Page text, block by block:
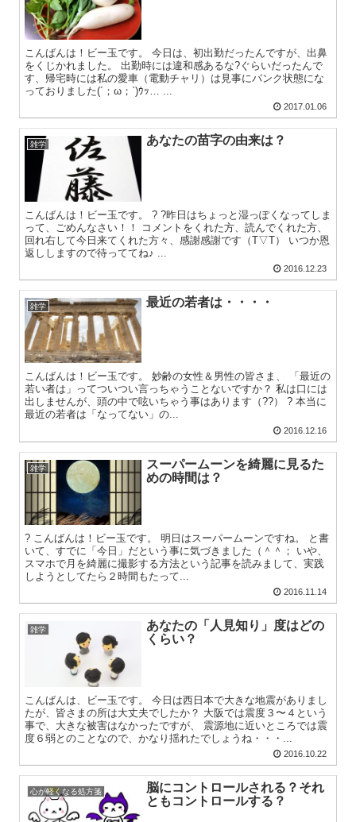
こんばんは！ビー玉です。 今日は、初出勤だったんですが、出鼻
をくじかれました。 出勤時には違和感あるな?ぐらいだったんで
す、帰宅時には私の愛車（電動チャリ）は見事にパンク状態にな
っておりました(´；ω；`)ｳｯ… ...
2017.01.06
雑学 あなたの苗字の由来は？
こんばんは！ビー玉です。 ? ?昨日はちょっと湿っぽくなってしま
って、ごめんなさい！！ コメントをくれた方、読んでくれた方、
回れ右して今日来てくれた方々、感謝感謝です（T▽T） いつか恩
返ししますので待っててね♪ ...
2016.12.23
雑学 最近の若者は・・・・
こんばんは！ビー玉です。 妙齢の女性＆男性の皆さま、 「最近の
若い者は」ってついつい言っちゃうことないですか？ 私は口には
出しませんが、頭の中で呟いちゃう事はあります（??） ? 本当に
最近の若者は「なってない」の...
2016.12.16
雑学
スーパームーンを綺麗に見るた
めの時間は？
? こんばんは！ビー玉です。 明日はスーパームーンですね。 と書
いて、すでに「今日」だという事に気づきました（＾＾； いや、
スマホで月を綺麗に撮影する方法という記事を読みまして、実践
しようとしてたら２時間もたって...
2016.11.14
雑学
あなたの「人見知り」度はどの
くらい？
こんばんは、ビー玉です。 今日は西日本で大きな地震がありまし
たが、皆さまの所は大丈夫でしたか？ 大阪では震度３〜４という
事で、大きな被害はなかったですが、 震源地に近いところでは震
度６弱とのことなので、かなり揺れたでしょうね・・・...
2016.10.22
心が軽くなる処方箋
脳にコントロールされる？それ
ともコントロールする？